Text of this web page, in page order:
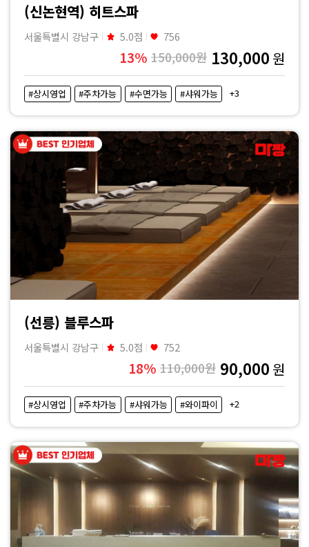
(신논현역) 히트스파
서울특별시 강남구 5.0점 756
13% 150,000원 130,000 원
#상시영업 #주차가능 #수면가능 #샤워가능 +3
(선릉) 블루스파
서울특별시 강남구 5.0점 752
18% 110,000원 90,000 원
#상시영업 #주차가능 #샤워가능 #와이파이 +2